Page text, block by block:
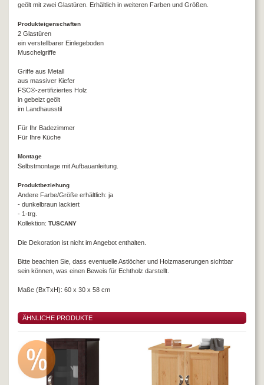
geölt mit zwei Glastüren. Erhältlich in weiteren Farben und Größen.
Produkteigenschaften
2 Glastüren
ein verstellbarer Einlegeboden
Muschelgriffe
Griffe aus Metall
aus massiver Kiefer
FSC®-zertifiziertes Holz
in gebeizt geölt
im Landhausstil
Für Ihr Badezimmer
Für Ihre Küche
Montage
Selbstmontage mit Aufbauanleitung.
Produktbeziehung
Andere Farbe/Größe erhältlich: ja
- dunkelbraun lackiert
- 1-trg.
Kollektion: TUSCANY
Die Dekoration ist nicht im Angebot enthalten.
Bitte beachten Sie, dass eventuelle Astlöcher und Holzmaserungen sichtbar
sein können, was einen Beweis für Echtholz darstellt.
Maße (BxTxH): 60 x 30 x 58 cm
ÄHNLICHE PRODUKTE